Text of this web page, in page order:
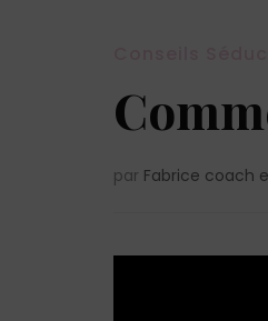
par Fabrice coach